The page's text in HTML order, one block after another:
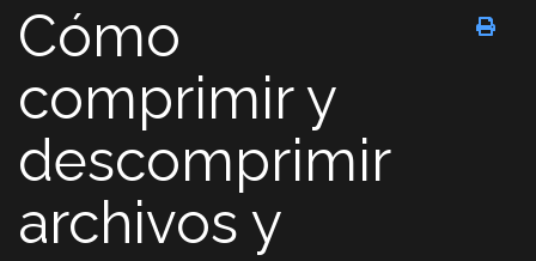
Cómo
comprimir y
descomprimir
archivos y